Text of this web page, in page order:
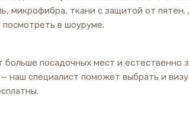
микрофибра, ткани с защитой от
в шоуруме.
больше посадочных мест и естественно
наш специалист поможет выбрать и